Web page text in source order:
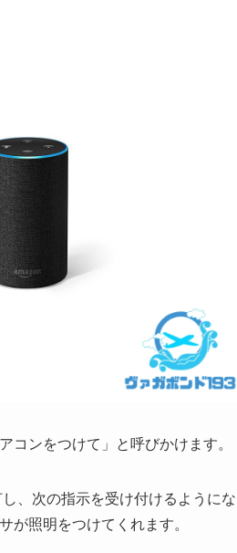
コンをつけて」と呼びかけます。
、次の指示を受け付けるようにな
が照明をつけてくれます。